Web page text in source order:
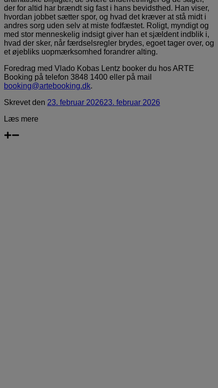
der for altid har brændt sig fast i hans bevidsthed. Han viser,
hvordan jobbet sætter spor, og hvad det kræver at stå midt i
andres sorg uden selv at miste fodfæstet. Roligt, myndigt og
med stor menneskelig indsigt giver han et sjældent indblik i,
hvad der sker, når færdselsregler brydes, egoet tager over, og
et øjebliks uopmærksomhed forandrer alting.
Foredrag med Vlado Kobas Lentz booker du hos ARTE
Booking på telefon 3848 1400 eller på mail
booking@artebooking.dk.
Skrevetden 23. februar 202623. februar 2026
Læs mere